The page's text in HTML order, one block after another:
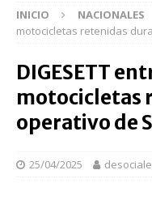
INICIO NACIONALES
motocicletas retenidas
DIGESETT
motocicletas
operativo de
25/04/2025